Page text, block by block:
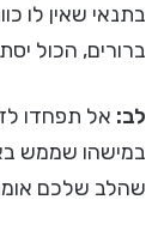
בתנאי שאין לו
ברורים, הכול
לב: אל תפחדו
במישהו שממש
שהלב שלכם